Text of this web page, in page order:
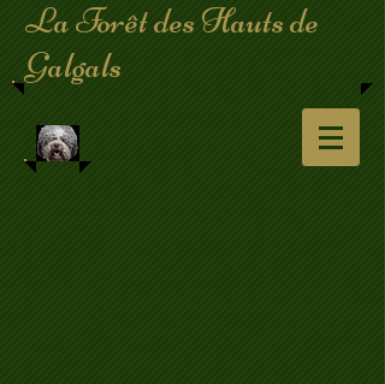
​La Forêt des Hauts de
Galgals